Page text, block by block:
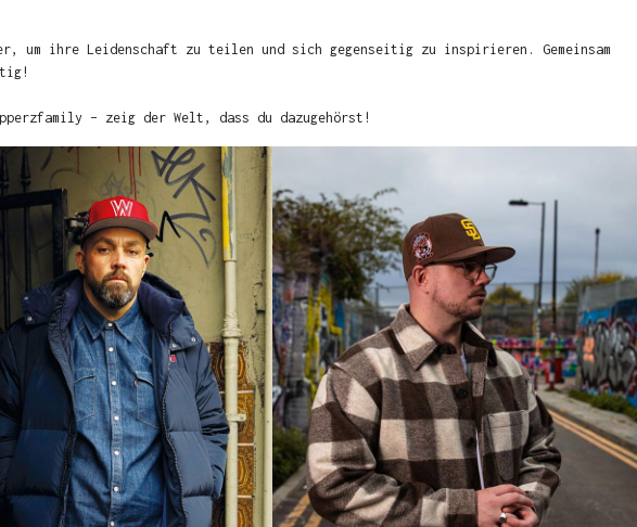
um ihre Leidenschaft zu teilen und sich gegenseitig zu inspirieren. Gemeinsam
– zeig der Welt, dass du dazugehörst!